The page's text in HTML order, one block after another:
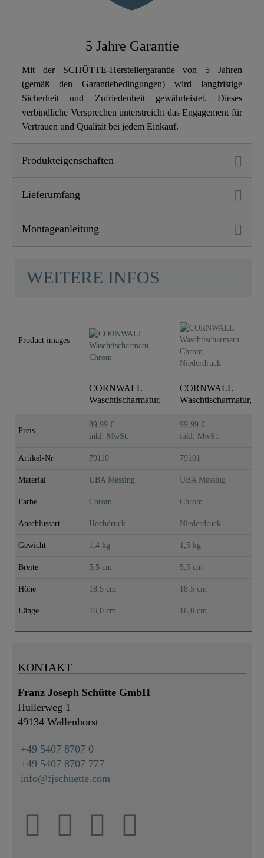
5 Jahre Garantie
Mit der SCHÜTTE-Herstellergarantie von 5 Jahren
(gemäß den Garantiebedingungen) wird langfristige
Sicherheit und Zufriedenheit gewährleistet. Dieses
verbindliche Versprechen unterstreicht das Engagement für
Vertrauen und Qualität bei jedem Einkauf.
Produkteigenschaften
Lieferumfang
Montageanleitung
WEITERE INFOS
Product images
CORNWALL
Waschtischarmatur,
CORNWALL
Waschtischarmatur,
Niederdruck
Preis
89,99 €
inkl. MwSt.
99,99 €
inkl. MwSt.
Artikel-Nr 79110 79101
Material UBA Messing UBA Messing
Farbe Chrom Chrom
Anschlussart Hochdruck Niederdruck
Gewicht 1,4 kg 1,5 kg
Breite 5,5 cm 5,5 cm
Höhe 18,5 cm 18,5 cm
Länge 16,0 cm 16,0 cm
KONTAKT
Franz Joseph Schütte GmbH
Hullerweg 1
49134 Wallenhorst
+49 5407 8707 0
+49 5407 8707 777
info@fjschuette.com